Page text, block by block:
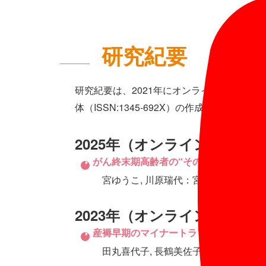
研究紀要
研究紀要は、2021年にオンラインジャーナ
体（ISSN:1345-692X）の作成は2022年（
2025年（オンラインジャーナ
がん終末期高齢者の“その人らしさ”を
宮ゆうこ, 川原瑞代：宮崎県立看護大
2023年（オンラインジャーナ
産褥早期のマイナートラブルの実態～身
田丸喜代子, 長鶴美佐子：宮崎県立看